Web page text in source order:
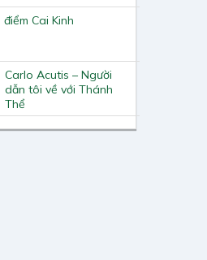
Cai Kinh
Carlo Acutis – Người
dẫn tôi về với Thánh
Thể